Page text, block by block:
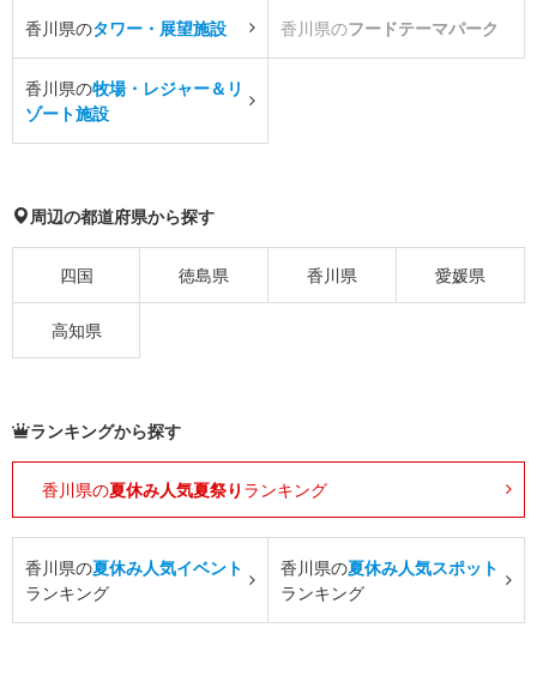
香川県のタワー・展望施設 香川県のフードテーマパーク
香川県の牧場・レジャー＆リ
ゾート施設
周辺の都道府県から探す
四国 徳島県 香川県 愛媛県
高知県
ランキングから探す
香川県の夏休み人気夏祭り ランキング
香川県の夏休み人気イベント
ランキング
香川県の夏休み人気スポット
ランキング